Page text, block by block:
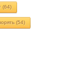
(64)
(54)